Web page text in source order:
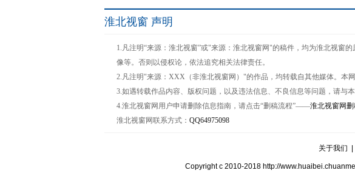
怎样的
仁.锡
“高管说消保”—中国人寿财
淮北视窗 声明
1.凡注明“来源：淮北视窗”或"来源：淮北视窗网"的稿件，均为淮北视窗
像等。否则以侵权论，依法追究相关法律责任。
2.凡注明"来源：XXX（非淮北视窗网）"的作品，均转载自其他媒体。本
3.如遇转载作品内容、版权问题，以及违法信息、不良信息等问题，请与本
4.淮北视窗网用户申请删除信息指南，请点击“删稿流程”——淮北视窗网
淮北视窗网联系方式： QQ64975098
关于我们
Copyright c 2010-2018 http://